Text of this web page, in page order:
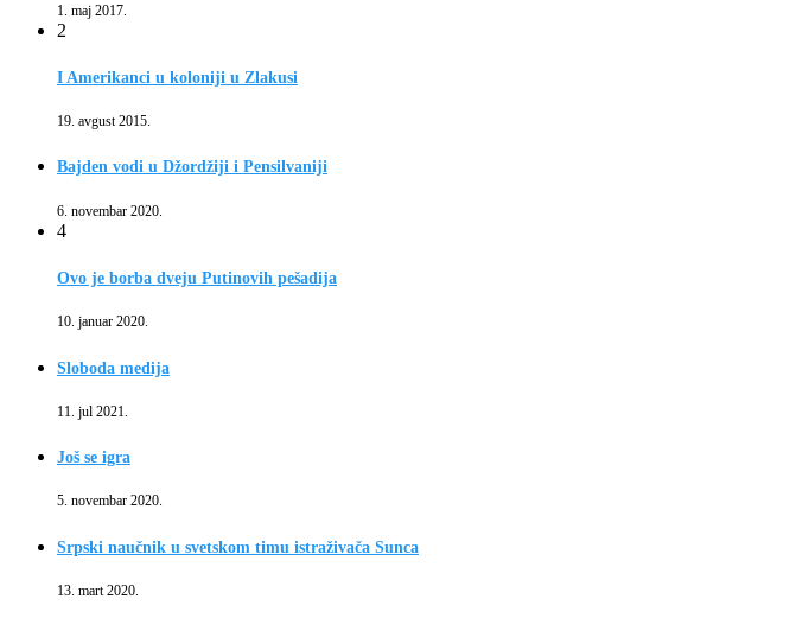
1. maj 2017.
2
I Amerikanci u koloniji u Zlakusi
19. avgust 2015.
Bajden vodi u Džordžiji i Pensilvaniji
6. novembar 2020.
4
Ovo je borba dveju Putinovih pešadija
10. januar 2020.
Sloboda medija
11. jul 2021.
Još se igra
5. novembar 2020.
Srpski naučnik u svetskom timu istraživača Sunca
13. mart 2020.